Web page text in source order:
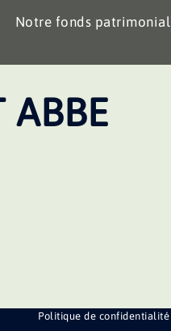
Notre fonds patrimonial
ABBE
Politique de confidentialité